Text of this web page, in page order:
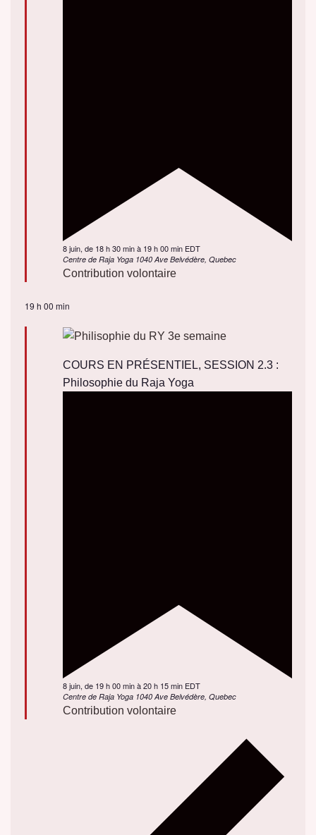
En
vedette
8 juin, de 18 h 30 minà 19 h 00 min EDT
Centre de Raja Yoga 1040 Ave Belvédère, Quebec
Contribution volontaire
19 h 00 min
COURS EN PRÉSENTIEL, SESSION 2.3 :
Philosophie du Raja Yoga
En
vedette
8 juin, de 19 h 00 minà20 h 15 min EDT
Centre de Raja Yoga 1040 Ave Belvédère, Quebec
Contribution volontaire